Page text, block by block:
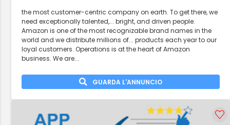
the most customer-centric company on earth. To get there, we
need exceptionally talented,... bright, and driven people.
Amazon is one of the most recognizable brand names in the
world and we distribute millions of... products each year to our
loyal customers. Operations is at the heart of Amazon
business. We are...
GUARDA L'ANNUNCIO